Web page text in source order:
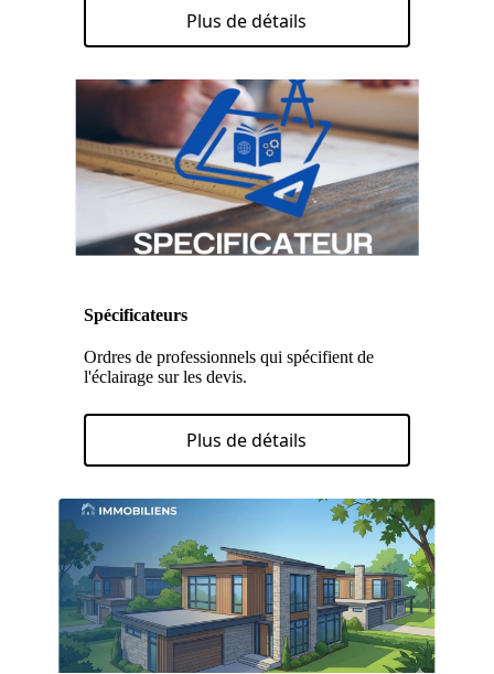
Plus de détails
Spécificateurs
Ordres de professionnels qui spécifient de
l'éclairage sur les devis.
Plus de détails